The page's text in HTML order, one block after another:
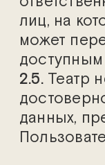
лиц, на
может
доступным
2.5.Театр
данных,